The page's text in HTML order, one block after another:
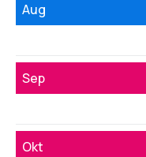
Aug
Sep
Okt